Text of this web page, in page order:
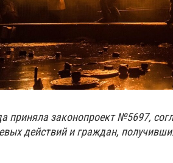
приняла законопроект №5697,
действий и граждан,